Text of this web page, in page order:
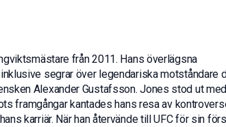
från 2011. Hans överlägsna
segrar över legendariska motståndare
Alexander Gustafsson. Jones stod ut
framgångar kantades hans resa av
karriär. När han återvände till UFC för sin